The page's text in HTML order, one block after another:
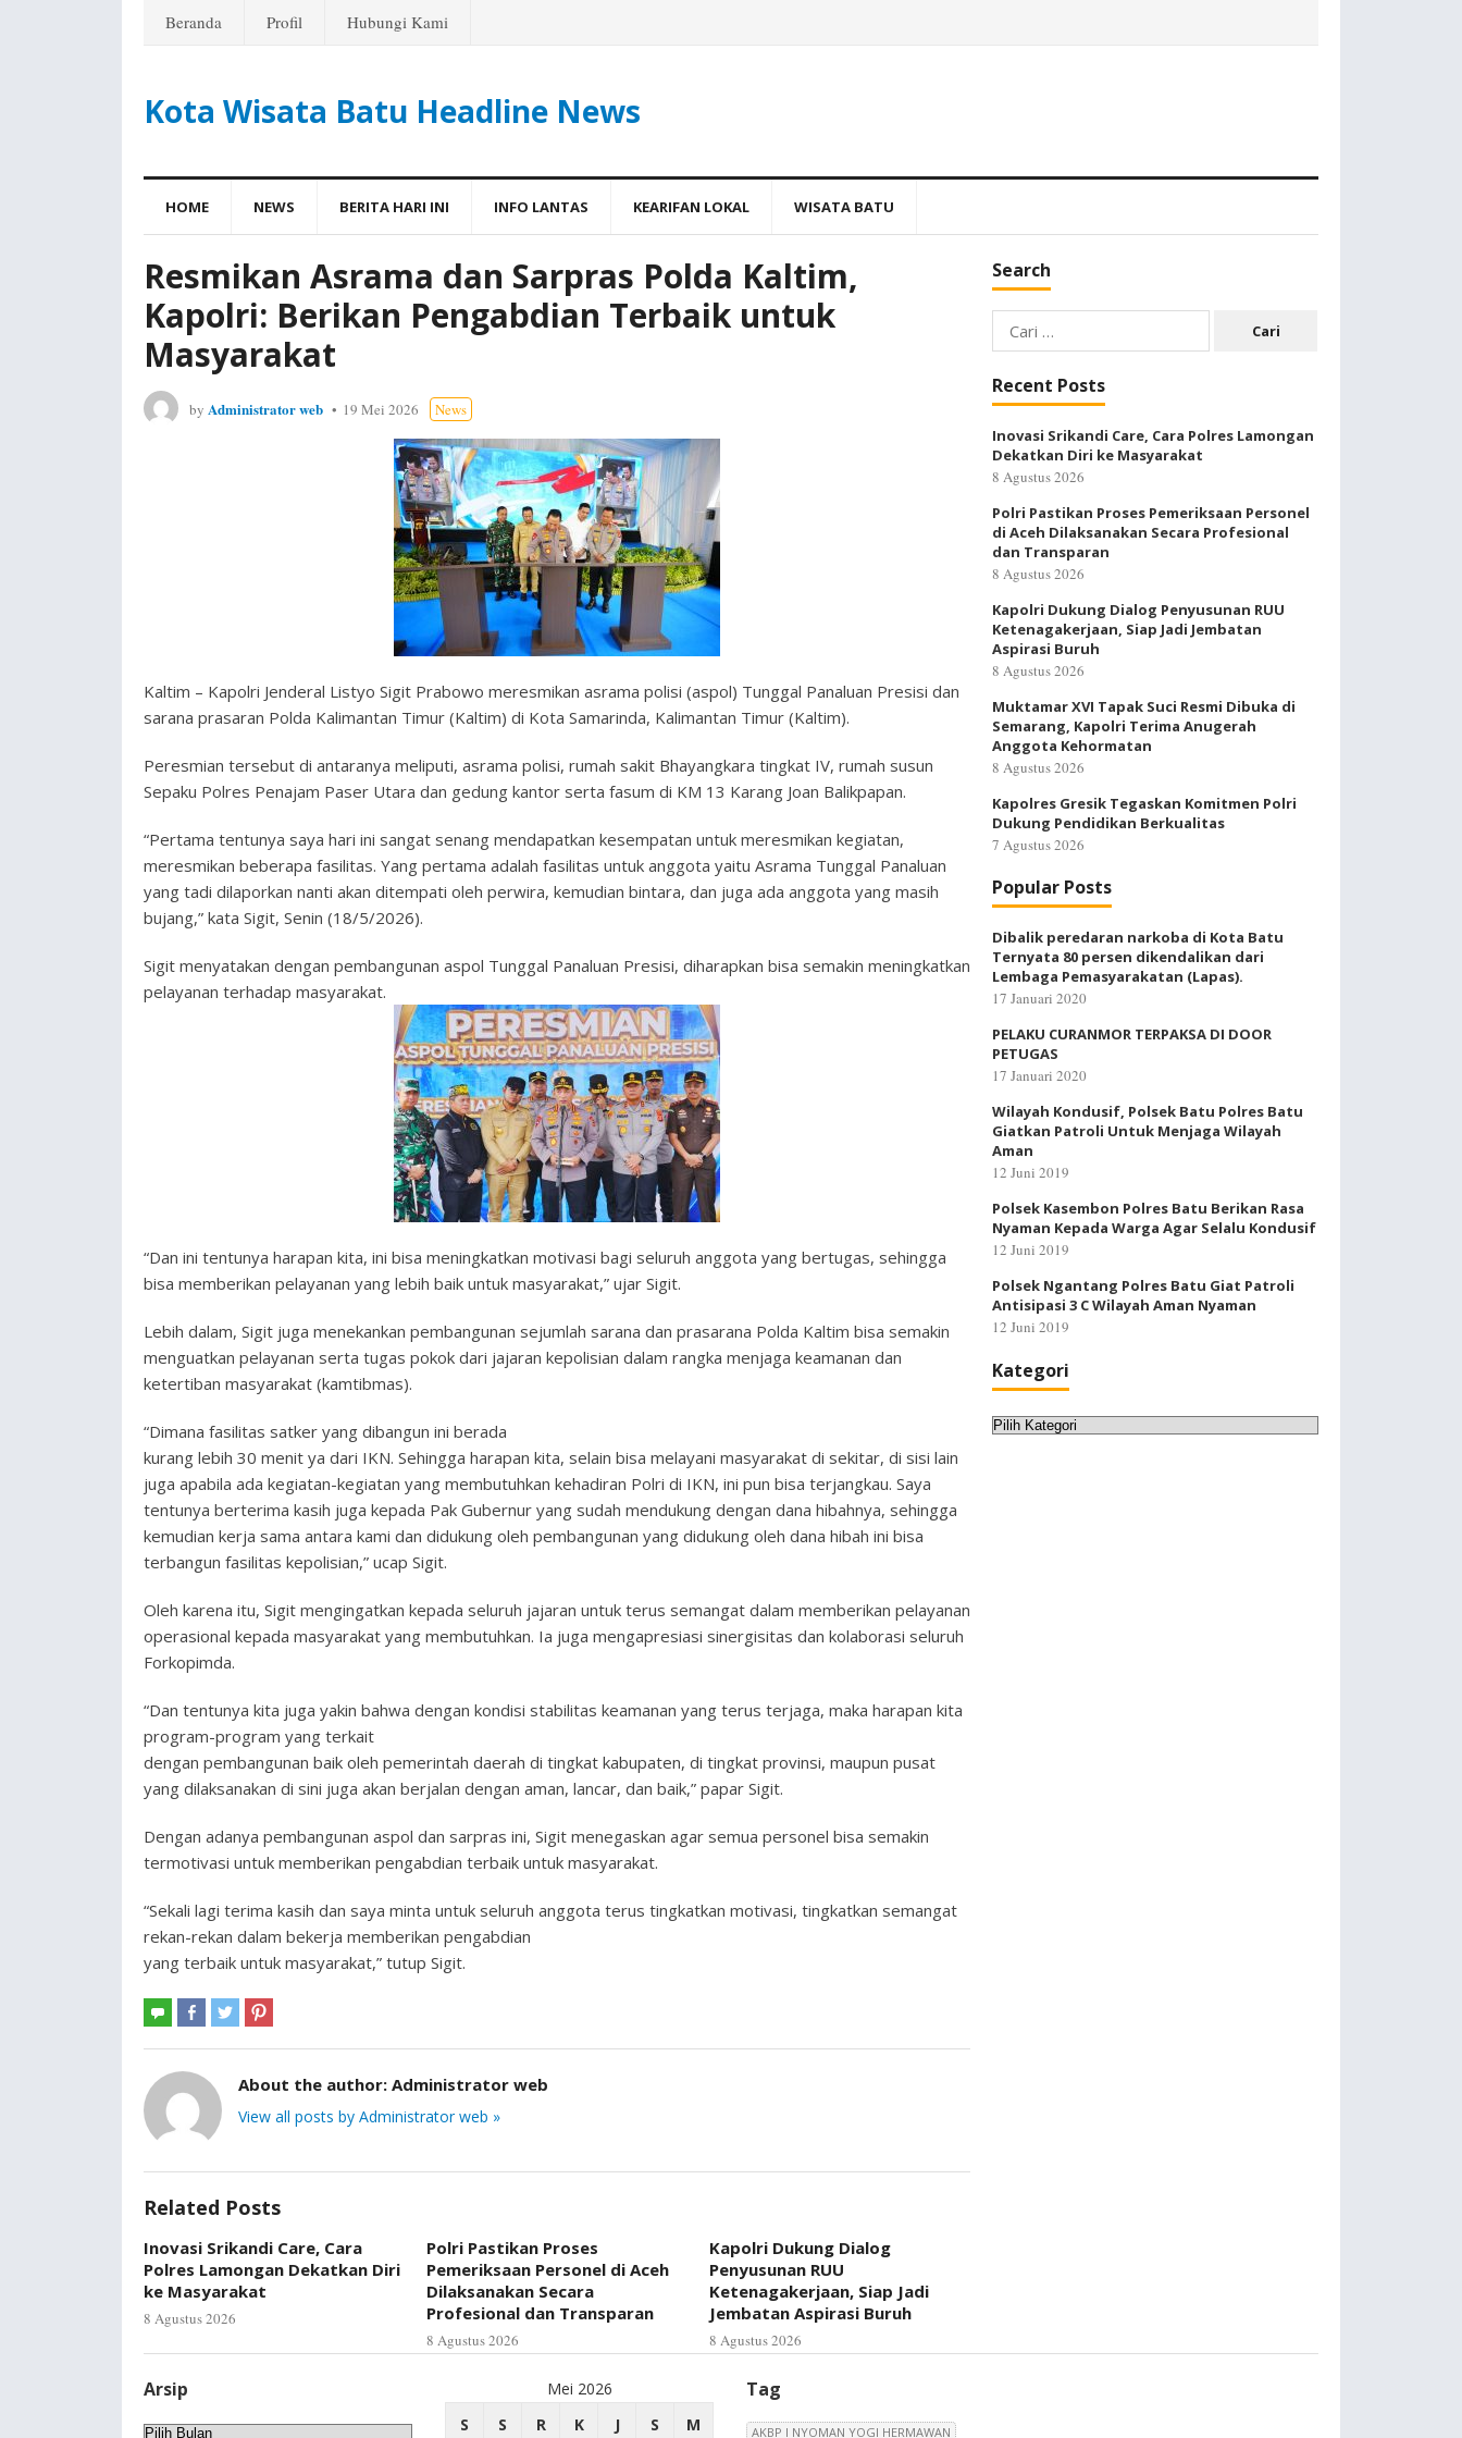
Beranda Profil Hubungi Kami
Kota Wisata Batu Headline News
HOME NEWS BERITA HARI INI INFO LANTAS KEARIFAN LOKAL WISATA BATU
Resmikan Asrama dan Sarpras Polda Kaltim,
Kapolri: Berikan Pengabdian Terbaik untuk
Masyarakat
by Administrator web 19 Mei 2026 News
Kaltim – Kapolri Jenderal Listyo Sigit Prabowo meresmikan asrama polisi (aspol) Tunggal Panaluan Presisi dan
sarana prasaran Polda Kalimantan Timur (Kaltim) di Kota Samarinda, Kalimantan Timur (Kaltim).
Peresmian tersebut di antaranya meliputi, asrama polisi, rumah sakit Bhayangkara tingkat IV, rumah susun
Sepaku Polres Penajam Paser Utara dan gedung kantor serta fasum di KM 13 Karang Joan Balikpapan.
“Pertama tentunya saya hari ini sangat senang mendapatkan kesempatan untuk meresmikan kegiatan,
meresmikan beberapa fasilitas. Yang pertama adalah fasilitas untuk anggota yaitu Asrama Tunggal Panaluan
yang tadi dilaporkan nanti akan ditempati oleh perwira, kemudian bintara, dan juga ada anggota yang masih
bujang,” kata Sigit, Senin (18/5/2026).
Sigit menyatakan dengan pembangunan aspol Tunggal Panaluan Presisi, diharapkan bisa semakin meningkatkan
pelayanan terhadap masyarakat.
“Dan ini tentunya harapan kita, ini bisa meningkatkan motivasi bagi seluruh anggota yang bertugas, sehingga
bisa memberikan pelayanan yang lebih baik untuk masyarakat,” ujar Sigit.
Lebih dalam, Sigit juga menekankan pembangunan sejumlah sarana dan prasarana Polda Kaltim bisa semakin
menguatkan pelayanan serta tugas pokok dari jajaran kepolisian dalam rangka menjaga keamanan dan
ketertiban masyarakat (kamtibmas).
“Dimana fasilitas satker yang dibangun ini berada
kurang lebih 30 menit ya dari IKN. Sehingga harapan kita, selain bisa melayani masyarakat di sekitar, di sisi lain
juga apabila ada kegiatan-kegiatan yang membutuhkan kehadiran Polri di IKN, ini pun bisa terjangkau. Saya
tentunya berterima kasih juga kepada Pak Gubernur yang sudah mendukung dengan dana hibahnya, sehingga
kemudian kerja sama antara kami dan didukung oleh pembangunan yang didukung oleh dana hibah ini bisa
terbangun fasilitas kepolisian,” ucap Sigit.
Oleh karena itu, Sigit mengingatkan kepada seluruh jajaran untuk terus semangat dalam memberikan pelayanan
operasional kepada masyarakat yang membutuhkan. Ia juga mengapresiasi sinergisitas dan kolaborasi seluruh
Forkopimda.
“Dan tentunya kita juga yakin bahwa dengan kondisi stabilitas keamanan yang terus terjaga, maka harapan kita
program-program yang terkait
dengan pembangunan baik oleh pemerintah daerah di tingkat kabupaten, di tingkat provinsi, maupun pusat
yang dilaksanakan di sini juga akan berjalan dengan aman, lancar, dan baik,” papar Sigit.
Dengan adanya pembangunan aspol dan sarpras ini, Sigit menegaskan agar semua personel bisa semakin
termotivasi untuk memberikan pengabdian terbaik untuk masyarakat.
“Sekali lagi terima kasih dan saya minta untuk seluruh anggota terus tingkatkan motivasi, tingkatkan semangat
rekan-rekan dalam bekerja memberikan pengabdian
yang terbaik untuk masyarakat,” tutup Sigit.
About the author: Administrator web
View all posts by Administrator web »
Related Posts
Inovasi Srikandi Care, Cara
Polres Lamongan Dekatkan Diri
ke Masyarakat
8 Agustus 2026
Polri Pastikan Proses
Pemeriksaan Personel di Aceh
Dilaksanakan Secara
Profesional dan Transparan
8 Agustus 2026
Kapolri Dukung Dialog
Penyusunan RUU
Ketenagakerjaan, Siap Jadi
Jembatan Aspirasi Buruh
8 Agustus 2026
Search
Cari
untuk:
Recent Posts
Inovasi Srikandi Care, Cara Polres Lamongan
Dekatkan Diri ke Masyarakat
8 Agustus 2026
Polri Pastikan Proses Pemeriksaan Personel
di Aceh Dilaksanakan Secara Profesional
dan Transparan
8 Agustus 2026
Kapolri Dukung Dialog Penyusunan RUU
Ketenagakerjaan, Siap Jadi Jembatan
Aspirasi Buruh
8 Agustus 2026
Muktamar XVI Tapak Suci Resmi Dibuka di
Semarang, Kapolri Terima Anugerah
Anggota Kehormatan
8 Agustus 2026
Kapolres Gresik Tegaskan Komitmen Polri
Dukung Pendidikan Berkualitas
7 Agustus 2026
Popular Posts
Dibalik peredaran narkoba di Kota Batu
Ternyata 80 persen dikendalikan dari
Lembaga Pemasyarakatan (Lapas).
17 Januari 2020
PELAKU CURANMOR TERPAKSA DI DOOR
PETUGAS
17 Januari 2020
Wilayah Kondusif, Polsek Batu Polres Batu
Giatkan Patroli Untuk Menjaga Wilayah
Aman
12 Juni 2019
Polsek Kasembon Polres Batu Berikan Rasa
Nyaman Kepada Warga Agar Selalu Kondusif
12 Juni 2019
Polsek Ngantang Polres Batu Giat Patroli
Antisipasi 3 C Wilayah Aman Nyaman
12 Juni 2019
Kategori
Kategori
Arsip
Arsip
Mei 2026
S
S R K J S M
Tag
AKBP I NYOMAN YOGI HERMAWAN